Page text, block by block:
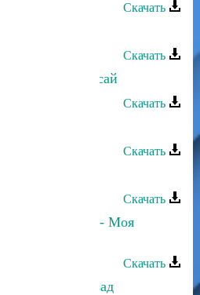
Скачать
Скачать
- Не бросай
Скачать
Скачать
Скачать
Султан Трамов - Моя
Скачать
- Нет пути назад